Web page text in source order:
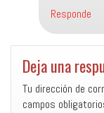
Responde
Deja una
Tu dirección de
campos